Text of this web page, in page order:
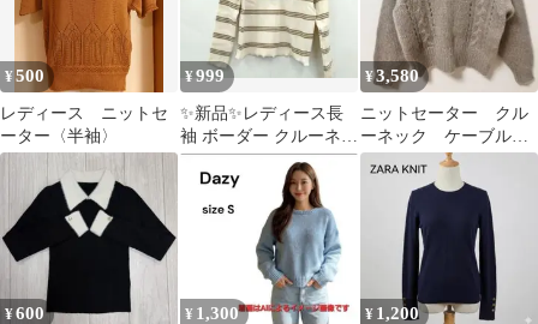
¥500
レディース ニットセ
ーター〈半袖〉
¥999
✨新品✨レディース長
袖 ボーダー クルーネッ
ク ニット ホワイト ブ
ラウン F
¥3,580
ニットセーター クル
ーネック ケーブル編
み 長袖 プルオーバ
ー ナチュラル
¥600 ¥ 1,300 ¥ 1,200